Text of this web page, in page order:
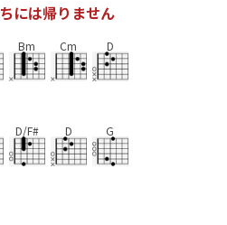
ちには帰り ません
Bm Cm D
D/F# D G